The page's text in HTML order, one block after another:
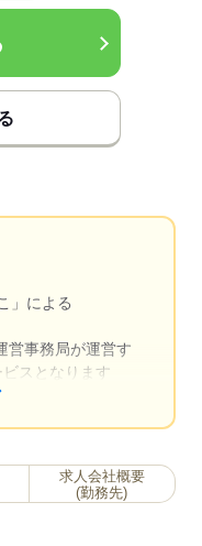
」による
営事務局が運営す
スとなります
ポートいたしま
求人会社概要
(勤務先)